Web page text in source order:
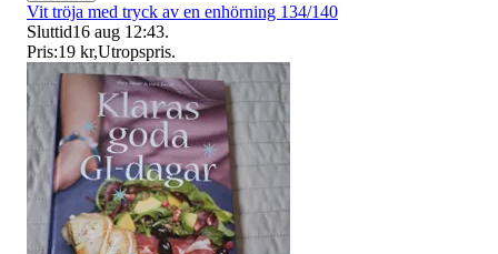
Vit tröja med tryck av en enhörning 134/140
Sluttid16 aug 12:43.
Pris:19 kr,Utropspris.